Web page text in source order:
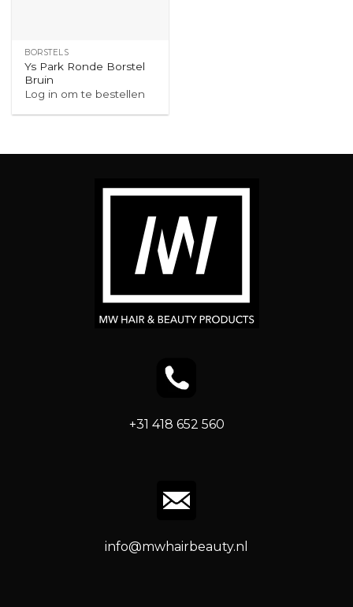
BORSTELS
Ys Park Ronde Borstel
Bruin
Log in om te bestellen
+31 418 652 560
info@mwhairbeauty.nl